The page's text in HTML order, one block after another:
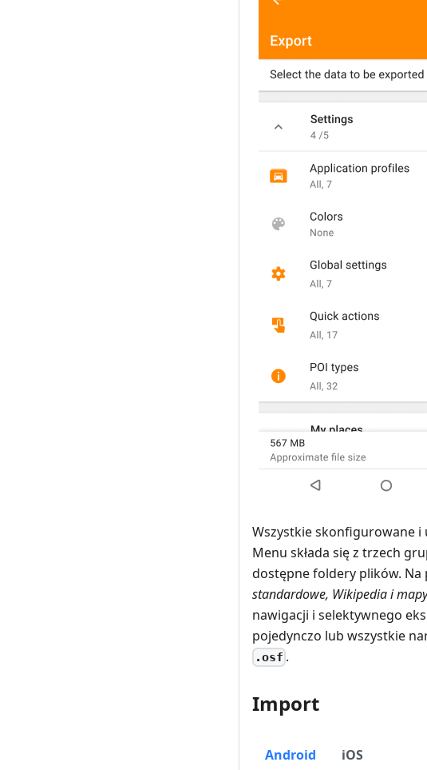
Wszystkie skonfigurowane
Menu składa się z trzech
dostępne foldery plików. Na
standardowe, Wikipedia i
nawigacji i selektywnego
pojedynczo lub wszystkie
.osf .
Import
Android iOS